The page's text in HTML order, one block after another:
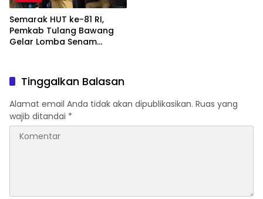
Semarak HUT ke-81 RI,
Pemkab Tulang Bawang
Gelar Lomba Senam
Tinggalkan Balasan
Alamat email Anda tidak akan dipublikasikan. Ruas yang
wajib ditandai *